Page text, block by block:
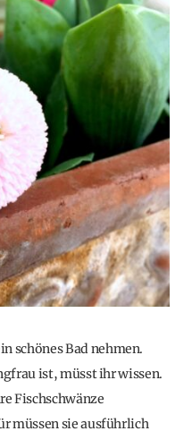
schönes Bad nehmen.
ist, müsst ihr wissen.
Fischschwänze
müssen sie ausführlich